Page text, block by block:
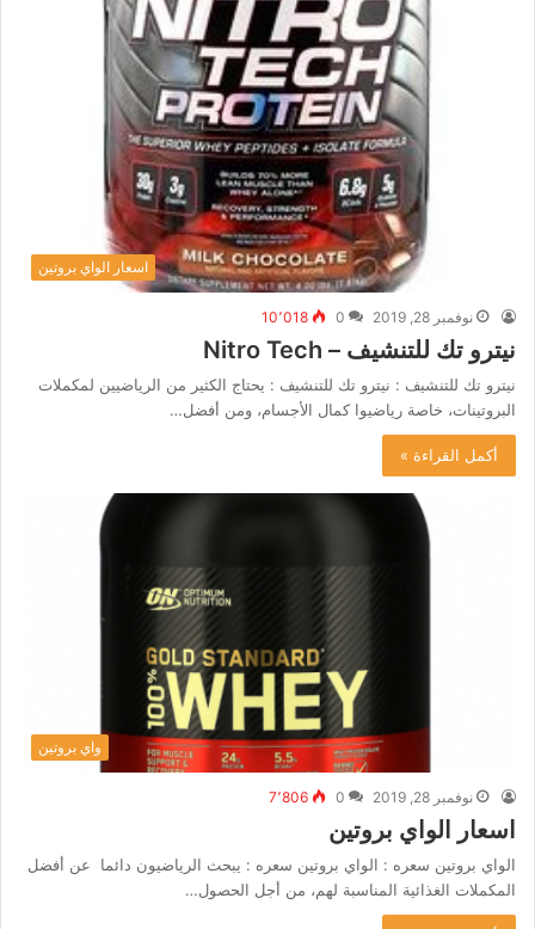
اسعار الواي بروتين
نوفمبر 28, 2019 0 10٬018
نيترو تك للتنشيف – Nitro Tech
نيترو تك للتنشيف : نيترو تك للتنشيف : يحتاج الكثير من الرياضيين لمكملات
البروتينات، خاصة رياضيوا كمال الأجسام، ومن أفضل…
أكمل القراءة »
واي بروتين
نوفمبر 28, 2019 0 7٬806
اسعار الواي بروتين
الواي بروتين سعره : الواي بروتين سعره : يبحث الرياضيون دائما عن أفضل
المكملات الغذائية المناسبة لهم، من أجل الحصول…